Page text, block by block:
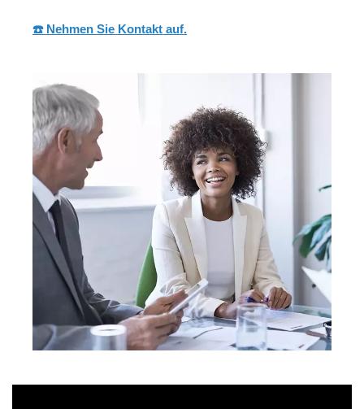
☎️ Nehmen Sie Kontakt auf.